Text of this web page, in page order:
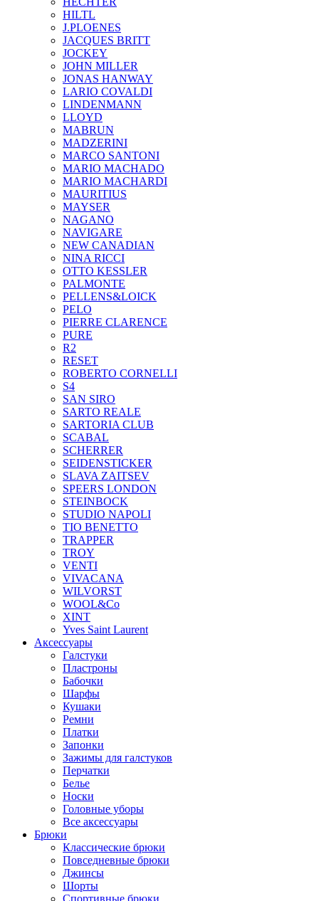
HILTL
J.PLOENES
JAСQUES BRITT
JOCKEY
JOHN MILLER
JONAS HANWAY
LARIO COVALDI
LINDENMANN
LLOYD
MABRUN
MADZERINI
MARCO SANTONI
MARIO MACHADO
MARIO MACHARDI
MAURITIUS
MAYSER
NAGANO
NAVIGARE
NEW CANADIAN
NINA RICCI
OTTO KESSLER
PALMONTE
PELLENS&LOICK
PELO
PIERRE CLARENCE
PURE
R2
RESET
ROBERTO CORNELLI
S4
SAN SIRO
SARTO REALE
SARTORIA CLUB
SCABAL
SCHERRER
SEIDENSTICKER
SLAVA ZAITSEV
SPEERS LONDON
STEINBOCK
STUDIO NAPOLI
TIO BENETTO
TRAPPER
TROY
VENTI
VIVACANA
WILVORST
WOOL&Co
XINT
Yves Saint Laurent
Аксессуары
Галстуки
Пластроны
Бабочки
Шарфы
Кушаки
Ремни
Платки
Запонки
Зажимы для галстуков
Перчатки
Белье
Носки
Головные уборы
Все аксессуары
Брюки
Классические брюки
Повседневные брюки
Джинсы
Шорты
Спортивные брюки